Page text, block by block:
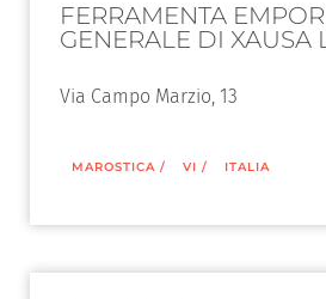
FERRAMENTA
GENERALE DI XAUSA
Via Campo Marzio, 13
MAROSTICA / VI / ITALIA